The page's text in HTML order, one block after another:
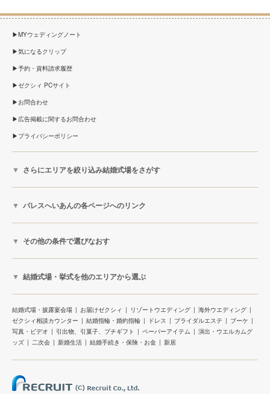
MYウェディングノート
気になるクリップ
予約・資料請求履歴
ゼクシィ PCサイト
お問合わせ
広告掲載に関するお問合わせ
プライバシーポリシー
さらにエリアを絞り込み結婚式場をさがす
パレスへいあんの各ページへのリンク
その他の条件で選びなおす
結婚式場・挙式を他のエリアから選ぶ
結婚式場・披露宴会場 お届けゼクシィ リゾートウエディング
海外ウエディング
ゼクシィ相談カウンター
結婚指輪・婚約指輪 ドレス ブライダルエステ
ブーケ
写真・ビデオ
引出物、引菓子、プチギフト ペーパーアイテム
演出・ウエルカムグ
ッズ
二次会 新婚生活 結婚手続き・保険・お金 新居